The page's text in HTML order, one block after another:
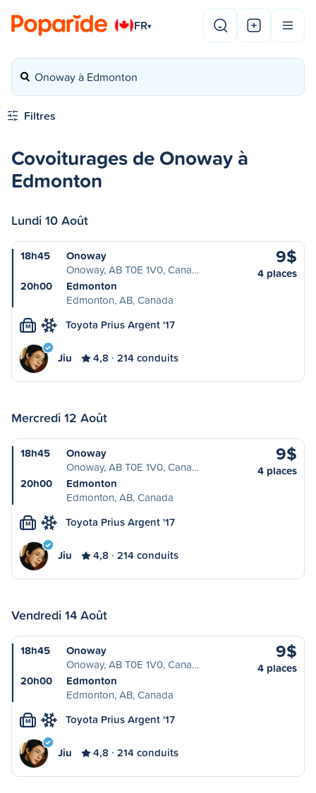
FR▾
Onoway à Edmonton
Filtres
Covoiturages de Onoway à
Edmonton
Lundi 10 Août
18h45
Onoway
Onoway, AB T0E 1V0, Cana…
20h00
Edmonton
Edmonton, AB, Canada
9$
4 places
M Toyota Prius Argent '17
Jiu 4,8 214 conduits
Mercredi 12 Août
18h45
Onoway
Onoway, AB T0E 1V0, Cana…
20h00
Edmonton
Edmonton, AB, Canada
9$
4 places
M Toyota Prius Argent '17
Jiu 4,8 214 conduits
Vendredi 14 Août
18h45
Onoway
Onoway, AB T0E 1V0, Cana…
20h00
Edmonton
Edmonton, AB, Canada
9$
4 places
M Toyota Prius Argent '17
Jiu 4,8 214 conduits